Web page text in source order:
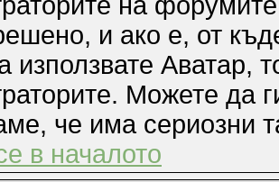
и ако е, от
използвате Аватар,
Можете да
че има сериозни
в началото